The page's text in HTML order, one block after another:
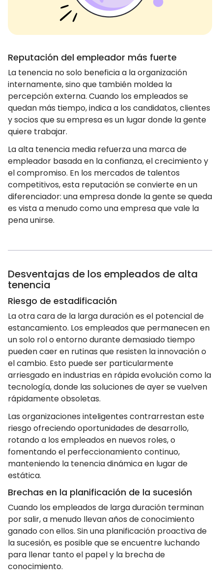
Reputación del empleador más fuerte
La tenencia no solo beneficia a la organización
internamente, sino que también moldea la
percepción externa. Cuando los empleados se
quedan más tiempo, indica a los candidatos, clientes
y socios que su empresa es un lugar donde la gente
quiere trabajar.
La alta tenencia media refuerza una marca de
empleador basada en la confianza, el crecimiento y
el compromiso. En los mercados de talentos
competitivos, esta reputación se convierte en un
diferenciador: una empresa donde la gente se queda
es vista a menudo como una empresa que vale la
pena unirse.
Desventajas de los empleados de alta
tenencia
Riesgo de estadificación
La otra cara de la larga duración es el potencial de
estancamiento. Los empleados que permanecen en
un solo rol o entorno durante demasiado tiempo
pueden caer en rutinas que resisten la innovación o
el cambio. Esto puede ser particularmente
arriesgado en industrias en rápida evolución como la
tecnología, donde las soluciones de ayer se vuelven
rápidamente obsoletas.
Las organizaciones inteligentes contrarrestan este
riesgo ofreciendo oportunidades de desarrollo,
rotando a los empleados en nuevos roles, o
fomentando el perfeccionamiento continuo,
manteniendo la tenencia dinámica en lugar de
estática.
Brechas en la planificación de la sucesión
Cuando los empleados de larga duración terminan
por salir, a menudo llevan años de conocimiento
ganado con ellos. Sin una planificación proactiva de
la sucesión, es posible que se encuentre luchando
para llenar tanto el papel y la brecha de
conocimiento.